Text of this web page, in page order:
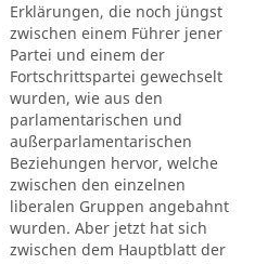
Erklärungen, die noch jüngst
zwischen einem Führer jener
Partei und einem der
Fortschrittspartei gewechselt
wurden, wie aus den
parlamentarischen und
außerparlamentarischen
Beziehungen hervor, welche
zwischen den einzelnen
liberalen Gruppen angebahnt
wurden. Aber jetzt hat sich
zwischen dem Hauptblatt der